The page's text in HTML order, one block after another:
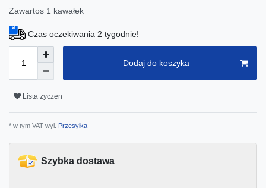
Zawartos 1 kawałek
Czas oczekiwania 2 tygodnie!
Dodaj do koszyka
Lista zyczen
* w tym VAT wyl. Przesyłka
Szybka dostawa